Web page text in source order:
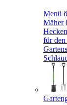
Menü
Mäher
für den